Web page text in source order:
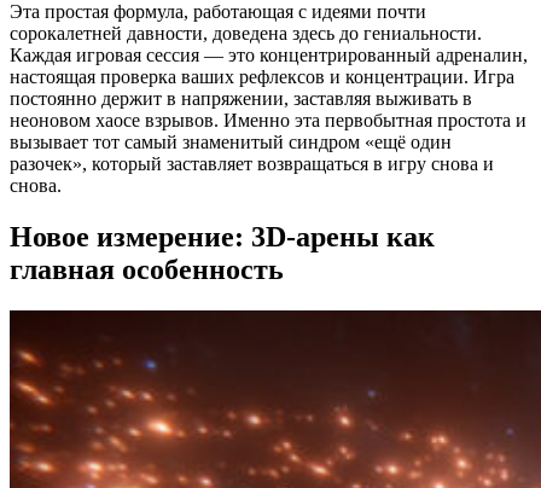
Эта простая формула, работающая с идеями почти
сорокалетней давности, доведена здесь до гениальности.
Каждая игровая сессия — это концентрированный адреналин,
настоящая проверка ваших рефлексов и концентрации. Игра
постоянно держит в напряжении, заставляя выживать в
неоновом хаосе взрывов. Именно эта первобытная простота и
вызывает тот самый знаменитый синдром «ещё один
разочек», который заставляет возвращаться в игру снова и
снова.
Новое измерение: 3D-арены как
главная особенность